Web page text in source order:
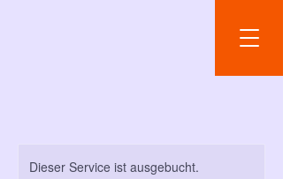
Dieser Service ist ausgebucht.